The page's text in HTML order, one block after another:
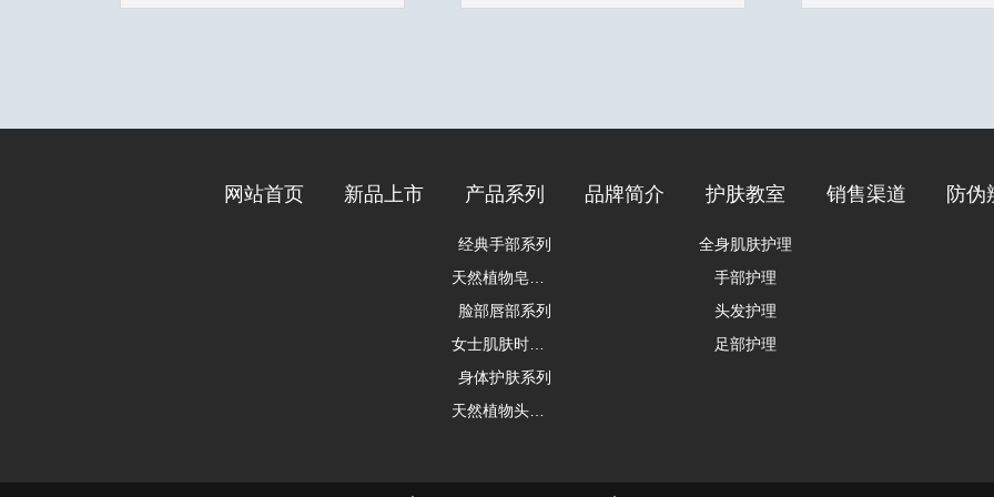
网站首页 新品上市 产品系列
经典手部系列
天然植物皂系列
脸部唇部系列
女士肌肤时光修护 抗皱系列
身体护肤系列
天然植物头发护理
品牌简介 护肤教室
全身肌肤护理
手部护理
头发护理
足部护理
销售渠道 防伪